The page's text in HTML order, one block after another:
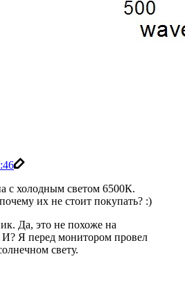
с холодным светом 6500К.
их не стоит покупать? :)
Да, это не похоже на
И? Я перед монитором провел
свету.